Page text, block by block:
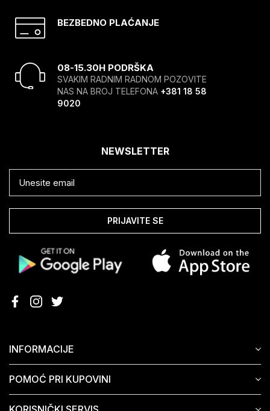
BEZBEDNO PLAĆANJE
08-15.30H PODRŠKA
SVAKIM RADNIM RADNOM POZOVITE
NAS NA BROJ TELEFONA +381 18 58
9020
INFORMACIJE
POMOĆ PRI KUPOVINI
NEWSLETTER
PRIJAVITE SE